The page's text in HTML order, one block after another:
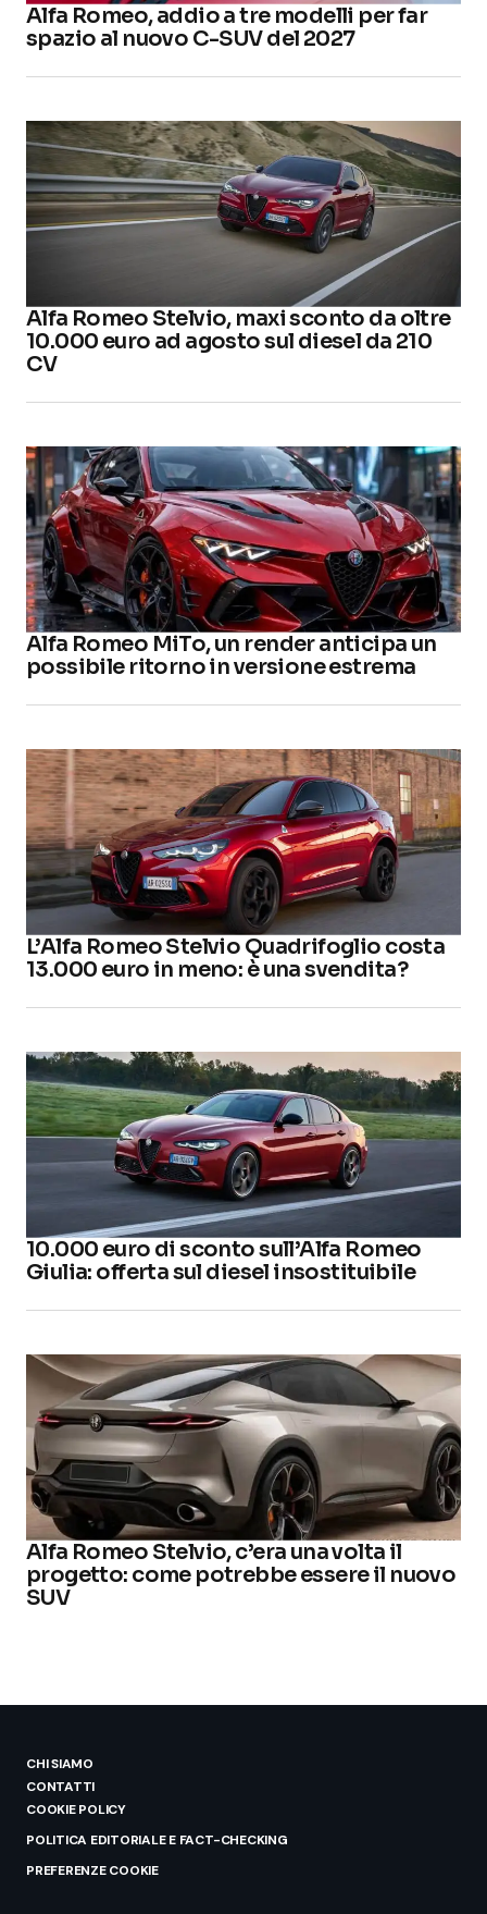
Alfa Romeo, addio a tre modelli per far
spazio al nuovo C-SUV del 2027
Alfa Romeo Stelvio, maxi sconto da oltre
10.000 euro ad agosto sul diesel da 210
CV
Alfa Romeo MiTo, un render anticipa un
possibile ritorno in versione estrema
L’Alfa Romeo Stelvio Quadrifoglio costa
13.000 euro in meno: è una svendita?
10.000 euro di sconto sull’Alfa Romeo
Giulia: offerta sul diesel insostituibile
Alfa Romeo Stelvio, c’era una volta il
progetto: come potrebbe essere il nuovo
SUV
CHI SIAMO
CONTATTI
COOKIE POLICY
POLITICA EDITORIALE E FACT-CHECKING
PREFERENZE COOKIE